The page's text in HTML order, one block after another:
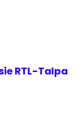
RTL-Talpa